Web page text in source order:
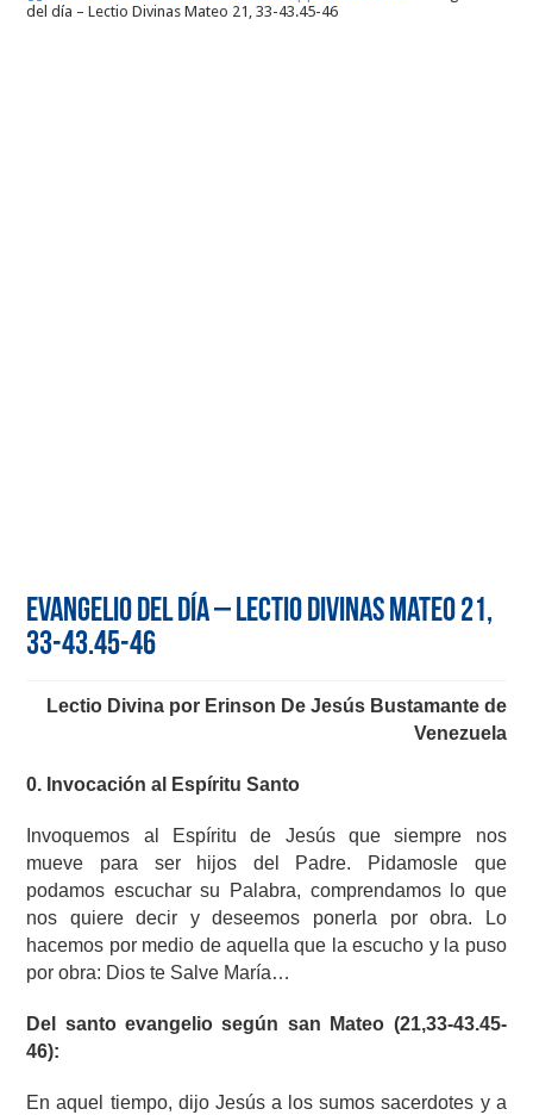
del día – Lectio Divinas Mateo 21, 33-43.45-46
Evangelio del día – Lectio Divinas Mateo 21,
33-43.45-46
Lectio Divina por Erinson De Jesús Bustamante de
Venezuela
0. Invocación al Espíritu Santo
Invoquemos al Espíritu de Jesús que siempre nos
mueve para ser hijos del Padre. Pidamosle que
podamos escuchar su Palabra, comprendamos lo que
nos quiere decir y deseemos ponerla por obra. Lo
hacemos por medio de aquella que la escucho y la puso
por obra: Dios te Salve María…
Del santo evangelio según san Mateo (21,33-43.45-
46):
En aquel tiempo, dijo Jesús a los sumos sacerdotes y a